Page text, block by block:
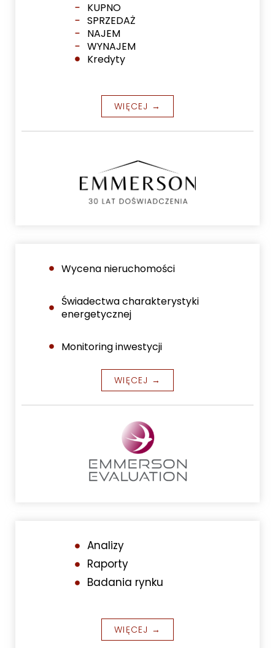
KUPNO
SPRZEDAŻ
NAJEM
WYNAJEM
Kredyty
WIĘCEJ →
Wycena nieruchomości
Świadectwa charakterystyki
energetycznej
Monitoring inwestycji
WIĘCEJ →
Analizy
Raporty
Badania rynku
WIĘCEJ →